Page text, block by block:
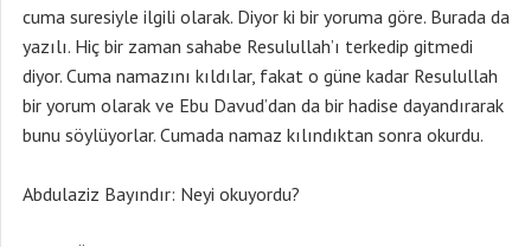
cuma suresiyle ilgili olarak. Diyor ki bir yoruma göre. Burada da
yazılı. Hiç bir zaman sahabe Resulullah’ı terkedip gitmedi
diyor. Cuma namazını kıldılar, fakat o güne kadar Resulullah
bir yorum olarak ve Ebu Davud’dan da bir hadise dayandırarak
bunu söylüyorlar. Cumada namaz kılındıktan sonra okurdu.
Abdulaziz Bayındır: Neyi okuyordu?